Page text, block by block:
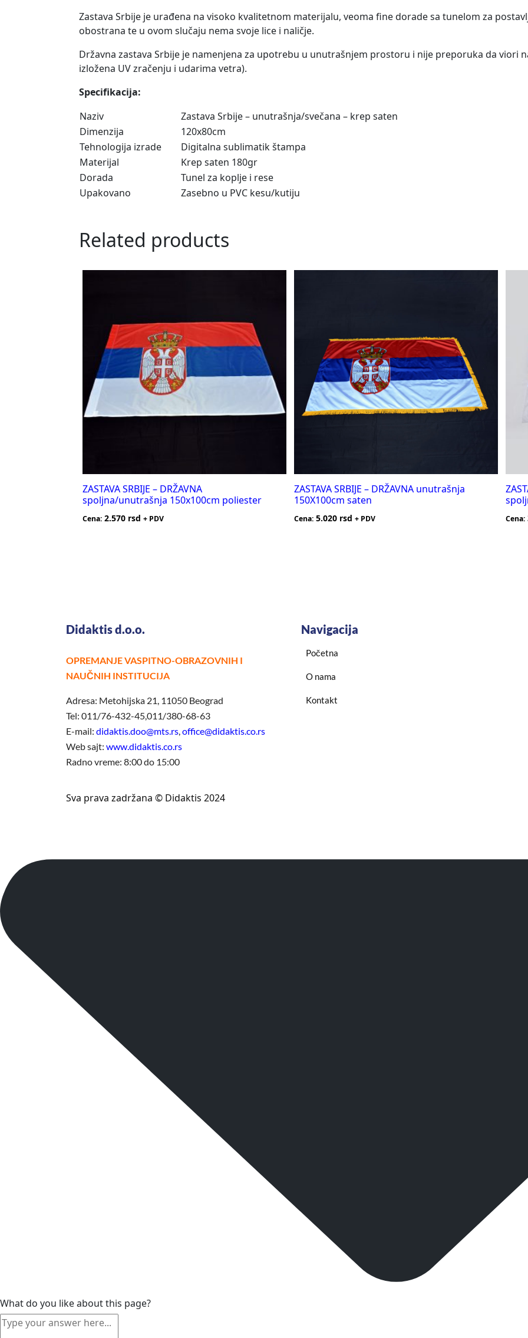
Zastava Srbije je urađena na visoko kvalitetnom materijalu, veoma fine dorade sa tunelom za
obostrana te u ovom slučaju nema svoje lice i naličje.
Državna zastava Srbije je namenjena za upotrebu u unutrašnjem prostoru i nije preporuka da viori
izložena UV zračenju i udarima vetra).
Specifikacija:
Naziv
Zastava Srbije – unutrašnja/svečana – krep saten
Dimenzija
120x80cm
Tehnologija izrade
Digitalna sublimatik štampa
Materijal
Krep saten 180gr
Dorada
Tunel za koplje i rese
Upakovano
Zasebno u PVC kesu/kutiju
Related products
ZASTAVA SRBIJE – DRŽAVNA
spoljna/unutrašnja 150x100cm poliester
Cena: 2.570 rsd + PDV
ZASTAVA SRBIJE – DRŽAVNA unutrašnja
150X100cm saten
Cena: 5.020 rsd + PDV Cena:
Didaktis d.o.o.
OPREMANJE VASPITNO-OBRAZOVNIH I
NAUČNIH INSTITUCIJA
Adresa: Metohijska 21, 11050 Beograd
Tel: 011/76-432-45,011/380-68-63
E-mail: didaktis.doo@mts.rs office@didaktis.co.rs
Web sajt: www.didaktis.co.rs
Radno vreme: 8:00 do 15:00
Navigacija
Početna
O nama
Kontakt
Sva prava zadržana © Didaktis 2024
What do you like about this page?